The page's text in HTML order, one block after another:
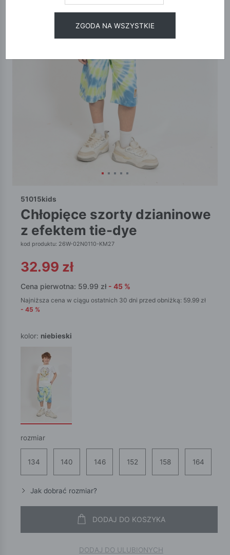
51015kids
chłopięce szorty dzianinowe
z efektem tie-dye
kod produktu: 26W-02N0110-KM27
32.99 zł
Cena pierwotna: 59.99 zł - 45 %
Najniższa cena w ciągu ostatnich 30 dni przed obniżką: 59.99 zł
- 45 %
kolor: niebieski
rozmiar
134 140 146 152 158 164
Jak dobrać rozmiar?
DODAJ DO KOSZYKA
DODAJ DO ULUBIONYCH
ZGODA NA WSZYSTKIE